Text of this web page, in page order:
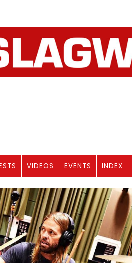
VIDEOS EVENTS INDEX